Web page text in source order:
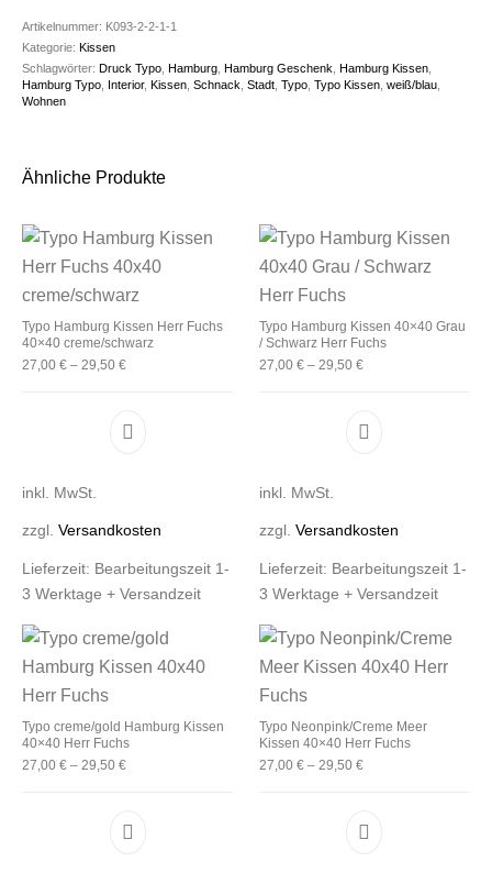
Artikelnummer: K093-2-2-1-1
Kategorie:Kissen
Schlagwörter:Druck Typo ,Hamburg ,Hamburg Geschenk ,Hamburg Kissen
Hamburg Typo Interior,Kissen ,Schnack ,Stadt ,Typo ,Typo Kissen ,weiß/blau
Wohnen
Ähnliche Produkte
Typo Hamburg Kissen Herr Fuchs
40×40 creme/schwarz
27,00€ –29,50€
Dieses Produkt weist mehrere Varianten auf.
inkl. MwSt.
zzgl.Versandkosten
Lieferzeit: Bearbeitungszeit 1-
3 Werktage + Versandzeit
Typo Hamburg Kissen 40×40 Grau
/ Schwarz Herr Fuchs
27,00 € – 29,50 €
Dieses Produkt
inkl. MwSt.
zzgl. Versandkosten
Lieferzeit: Bearbeitungszeit 1-
3 Werktage + Versandzeit
Typo creme/gold Hamburg Kissen
40×40 Herr Fuchs
27,00€ – 29,50€
Dieses Produkt weist mehrere Varianten auf.
Typo Neonpink/Creme Meer
Kissen 40×40 Herr Fuchs
27,00 € – 29,50 €
Dieses Produkt